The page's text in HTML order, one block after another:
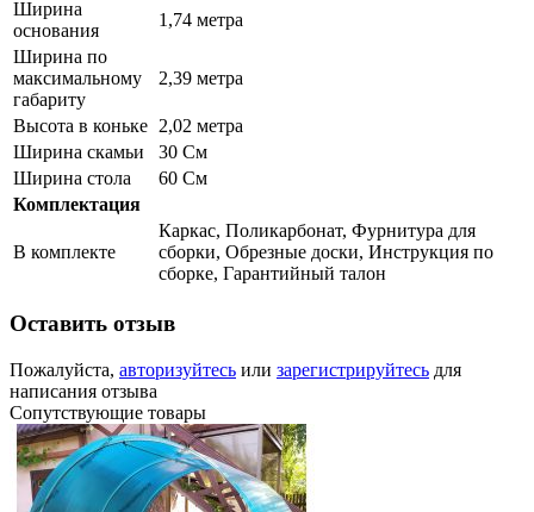
Ширина
основания
1,74 метра
Ширина по
максимальному
габариту
2,39 метра
Высота в коньке 2,02 метра
Ширина скамьи
30 См
Ширина стола
60 См
Комплектация
В комплекте
Каркас, Поликарбонат, Фурнитура для
сборки, Обрезные доски, Инструкция по
сборке, Гарантийный талон
Оставить отзыв
Пожалуйста, авторизуйтесь или зарегистрируйтесь для
написания отзыва
Сопутствующие товары